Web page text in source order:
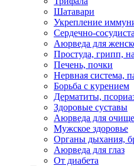
Шатавари
Укрепление
Сердечно-
Аюрведа для
Простуда, грипп,
Печень, почки
Нервная система,
Борьба с курением
Дерматиты,
Здоровые суставы
Аюрведа для
Мужское здоровье
Органы дыхания,
Аюрведа для глаз
От диабета